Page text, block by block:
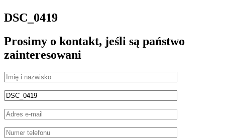
DSC_0419
Prosimy o kontakt, jeśli są państwo
zainteresowani